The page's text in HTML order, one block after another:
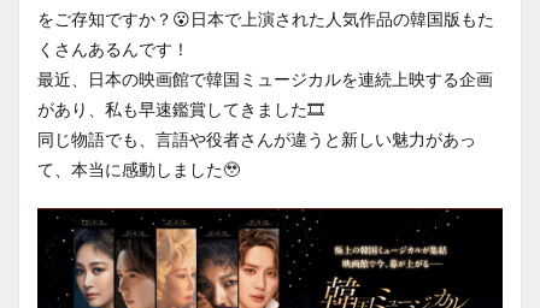
をご存知ですか？😮日本で上演された人気作品の韓国版もた
くさんあるんです！
最近、日本の映画館で韓国ミュージカルを連続上映する企画
があり、私も早速鑑賞してきました🎞️
同じ物語でも、言語や役者さんが違うと新しい魅力があっ
て、本当に感動しました🥹